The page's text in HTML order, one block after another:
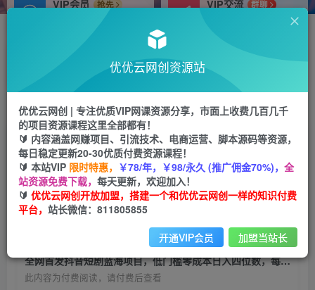
VIP会员
抢先
免费下载全站资源
VIP交流
群聊
研究探讨更多创业项目路子。
站长V：hu91275
推荐
首页 福源网 正文
全网首发抖音短剧蓝海项目，低门槛零成本日入四
位数，每日操作半小时即可
优优云网创
2年前发布
关注 私信
全网首发抖音短剧蓝海项目，低门槛零成本日入四位数，每日操作半小时即可
此内容为付费阅读，请付费后查看
优优云网创资源站
优优云网创 | 专注优质VIP网课资源分享，市面上收费几百几千
的项目资源课程这里全部都有！
🔰 内容涵盖网赚项目、引流技术、电商运营、脚本源码等资源，
每日稳定更新20-30优质付费资源课程！
🔰 本站VIP 限时特惠， ￥78/年，￥98/永久 (推广佣金70%)， 全
站资源免费下载， 每天更新，欢迎加入！
🔰 优优云网创开放加盟，搭建一个和优优云网创一样的知识付费
平台， 站长微信：811805855
开通VIP会员 加盟当站长